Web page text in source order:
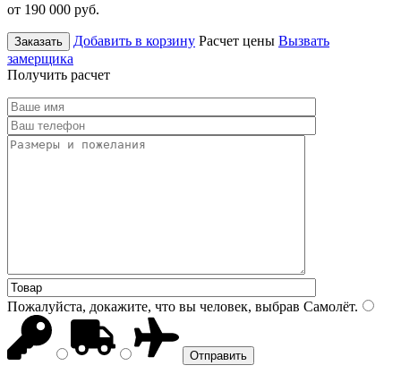
от 190 000 руб.
Заказать Добавить в корзину Расчет цены Вызвать
замерщика
Получить расчет
Пожалуйста, докажите, что вы человек, выбрав Самолёт.